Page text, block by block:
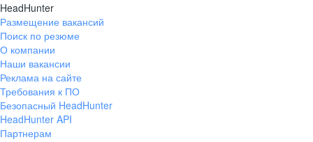
HeadHunter
Размещение вакансий
Поиск по резюме
О компании
Наши вакансии
Реклама на сайте
Требования к ПО
Безопасный HeadHunter
HeadHunter API
Партнерам